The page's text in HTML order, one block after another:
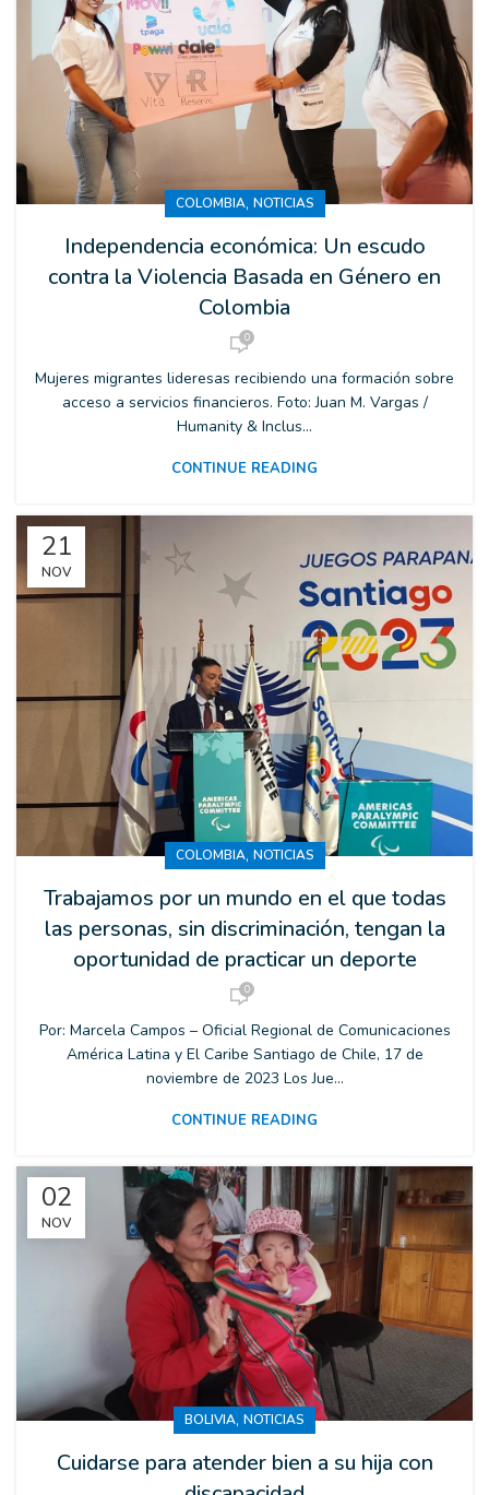
COLOMBIA, NOTICIAS
Independencia económica: Un escudo
contra la Violencia Basada en Género en
Colombia
0
Mujeres migrantes lideresas recibiendo una formación sobre
acceso a servicios financieros. Foto: Juan M. Vargas /
Humanity & Inclus...
CONTINUE READING
21
NOV
COLOMBIA, NOTICIAS
Trabajamos por un mundo en el que todas
las personas, sin discriminación, tengan la
oportunidad de practicar un deporte
0
Por: Marcela Campos – Oficial Regional de Comunicaciones
América Latina y El Caribe Santiago de Chile, 17 de
noviembre de 2023 Los Jue...
CONTINUE READING
02
NOV
BOLIVIA, NOTICIAS
Cuidarse para atender bien a su hija con